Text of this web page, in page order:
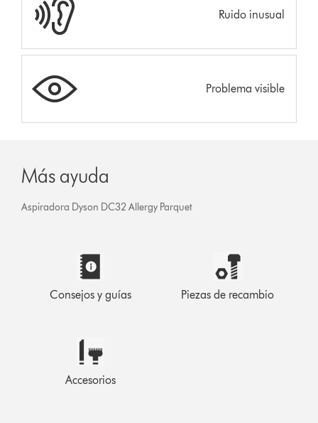
Ruido inusual
Problema visible
Más ayuda
Aspiradora Dyson DC32 Allergy Parquet
Consejos y guías Piezas de recambio
Accesorios